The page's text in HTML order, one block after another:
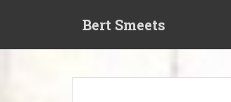
Bert Smeets